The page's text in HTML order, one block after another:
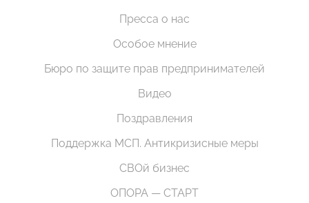
Пресса о нас
Особое мнение
Бюро по защите прав предпринимателей
Видео
Поздравления
Поддержка МСП. Антикризисные меры
СВОй бизнес
ОПОРА — СТАРТ